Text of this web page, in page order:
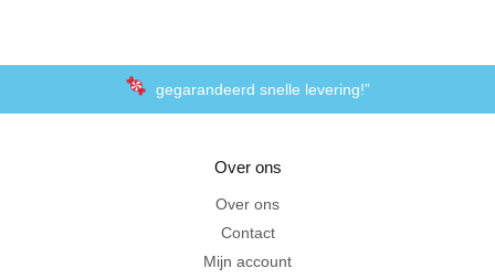
gegarandeerd snelle levering!”
Al 20 jaar in Amersfoort
Over ons
Over ons
Contact
Mijn account